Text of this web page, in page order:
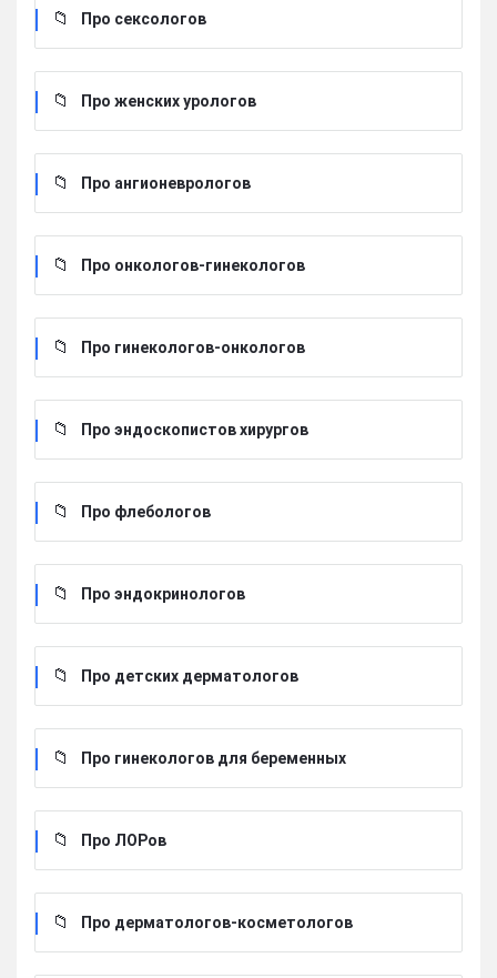
Про сексологов
Про женских урологов
Про ангионеврологов
Про онкологов-гинекологов
Про гинекологов-онкологов
Про эндоскопистов хирургов
Про флебологов
Про эндокринологов
Про детских дерматологов
Про гинекологов для беременных
Про ЛОРов
Про дерматологов-косметологов